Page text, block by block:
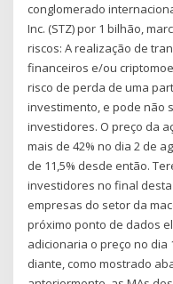
conglomerado
Inc. (STZ) por 1 bilhão,
riscos: A realização de
financeiros e/ou
risco de perda de uma
investimento, e pode não
investidores. O preço da
mais de 42% no dia 2 de
de 11,5% desde então.
investidores no final
empresas do setor da
próximo ponto de dados
adicionaria o preço no dia
diante, como mostrado